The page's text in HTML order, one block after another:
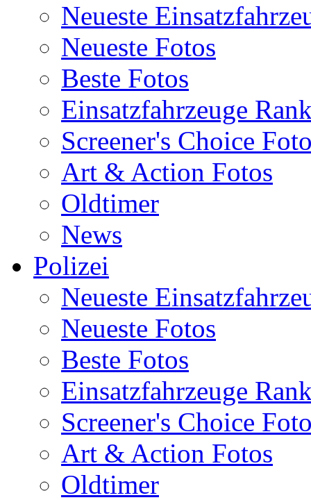
Neueste
Neueste Fotos
Beste Fotos
Einsatzfahrzeuge
Screener's Choice
Art & Action Fotos
Oldtimer
News
Polizei
Neueste
Neueste Fotos
Beste Fotos
Einsatzfahrzeuge
Screener's Choice
Art & Action Fotos
Oldtimer